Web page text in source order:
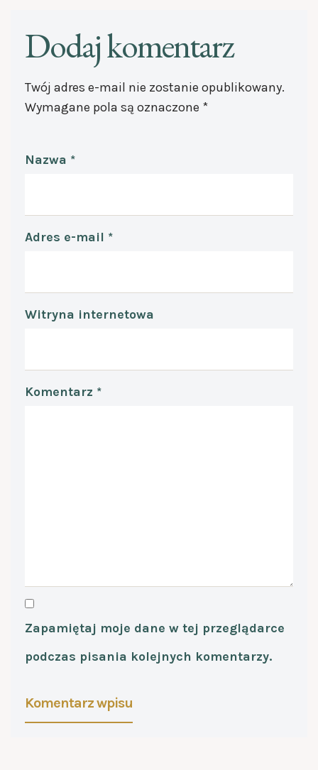
Dodaj komentarz
Twój adres e-mail nie zostanie opublikowany.
Wymagane pola są oznaczone *
Nazwa *
Adres e-mail *
Witryna internetowa
Komentarz *
Zapamiętaj moje dane w tej przeglądarce
podczas pisania kolejnych komentarzy.